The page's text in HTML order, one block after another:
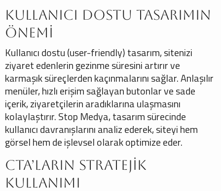
Kullanıcı Dostu Tasarımın
Önemi
Kullanıcı dostu (user-friendly) tasarım, sitenizi
ziyaret edenlerin gezinme süresini artırır ve
karmaşık süreçlerden kaçınmalarını sağlar. Anlaşılır
menüler, hızlı erişim sağlayan butonlar ve sade
içerik, ziyaretçilerin aradıklarına ulaşmasını
kolaylaştırır. Stop Medya, tasarım sürecinde
kullanıcı davranışlarını analiz ederek, siteyi hem
görsel hem de işlevsel olarak optimize eder.
CTA’ların Stratejik
Kullanımı